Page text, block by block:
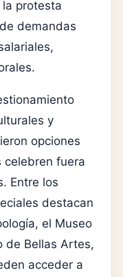
protesta
demandas
y
opciones
celebren fuera
Entre los
destacan
, el Museo
de Bellas Artes,
acceder a